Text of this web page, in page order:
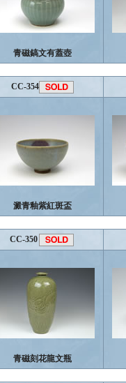
青磁鎬文有蓋壺
CC-354
澱青釉紫紅斑盃
CC-350
青磁刻花龍文瓶